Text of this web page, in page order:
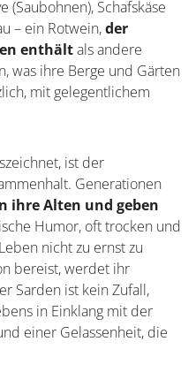
ehrlich: Pane carasau
Schafskäse
– ein Rotwein, der
enthältals andere
was ihre Berge und
ist der
Generationen
ihre Alten und geben
Humor, oft trocken
Leben nicht zu ernst zu
bereist, werdet ihr
Sarden ist kein Zufall,
in Einklang mit der